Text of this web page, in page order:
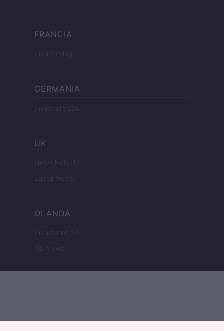
FRANCIA
InvestirMag
GERMANIA
Investieren24
UK
News Hub UK
Lgbtq News
OLANDA
Investeren 24
NL Newz